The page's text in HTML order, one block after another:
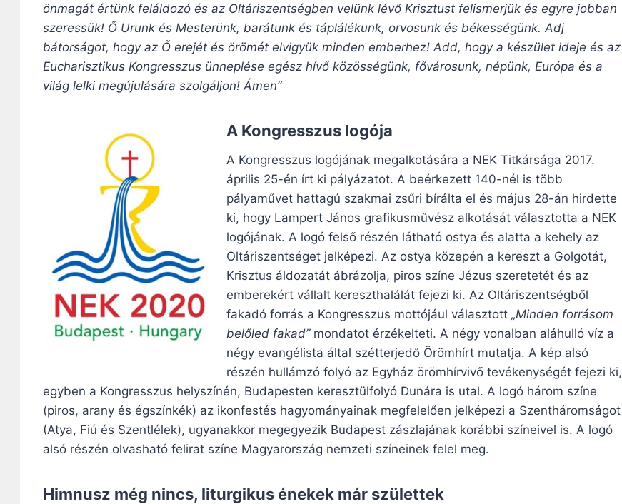
önmagát értünk feláldozó és az Oltáriszentségben velünk lévő Krisztust felismerjük és egyre jobban
szeressük! Ő Urunk és Mesterünk, barátunk és táplálékunk, orvosunk és békességünk. Adj
bátorságot, hogy az Ő erejét és örömét elvigyük minden emberhez! Add, hogy a készület ideje és az
Eucharisztikus Kongresszus ünneplése egész hívő közösségünk, fővárosunk, népünk, Európa és a
világ lelki megújulására szolgáljon! Ámen”
A Kongresszus logója
A Kongresszus logójának megalkotására a NEK Titkársága 2017.
április 25-én írt ki pályázatot. A beérkezett 140-nél is több
pályaművet hattagú szakmai zsűri bírálta el és május 28-án hirdette
ki, hogy Lampert János grafikusművész alkotását választotta a NEK
logójának. A logó felső részén látható ostya és alatta a kehely az
Oltáriszentséget jelképezi. Az ostya közepén a kereszt a Golgotát,
Krisztus áldozatát ábrázolja, piros színe Jézus szeretetét és az
emberekért vállalt kereszthalálát fejezi ki. Az Oltáriszentségből
fakadó forrás a Kongresszus mottójául választott „Minden forrásom
belőled fakad”mondatot érzékelteti. A négy vonalban aláhulló víz a
négy evangélista által szétterjedő Örömhírt mutatja. A kép alsó
részén hullámzó folyó az Egyház örömhírvivő tevékenységét fejezi ki,
egyben a Kongresszus helyszínén, Budapesten keresztülfolyó Dunára is utal. A logó három színe
(piros, arany és égszínkék) az ikonfestés hagyományainak megfelelően jelképezi a Szentháromságot
(Atya, Fiú és Szentlélek), ugyanakkor megegyezik Budapest zászlajának korábbi színeivel is. A logó
alsó részén olvasható felirat színe Magyarország nemzeti színeinek felel meg.
Himnusz még nincs, liturgikus énekek már születtek